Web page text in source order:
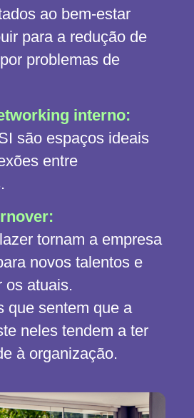
ao bem-estar
para a redução de
problemas de
interno:
são espaços ideais
entre
tornam a empresa
novos talentos e
os atuais.
que sentem que a
neles tendem a ter
à organização.